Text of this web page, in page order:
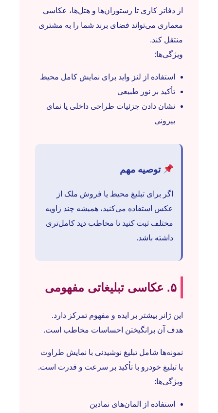
از دفاتر کاری تا رستوران‌ها و هتل‌ها، عکاسی
معماری می‌تواند فضای برند شما را به مشتری
منتقل کند.
ویژگی‌ها:
استفاده از لنز واید برای نمایش کامل محیط
تأکید بر نور طبیعی
نشان دادن جزئیات طراحی داخلی یا نمای
بیرونی
توصیه مهم
اگر برای تبلیغ محیط یا فروش ملک از
عکس استفاده می‌کنید، همیشه چند زاویه
مختلف ثبت کنید تا مخاطب دید کامل‌تری
داشته باشد.
۵. عکاسی تبلیغاتی مفهومی
این ژانر بیشتر بر ایده و مفهوم تمرکز دارد.
هدف آن برانگیختن احساسات مخاطب است.
نمونه‌ها شامل تبلیغ نوشیدنی با نمایش طراوت
یا تبلیغ خودرو با تأکید بر سرعت و قدرت است.
ویژگی‌ها:
استفاده از المان‌های نمادین